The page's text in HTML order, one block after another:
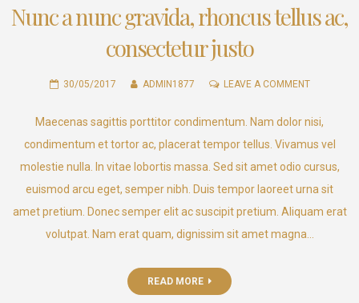
Nunc a nunc gravida, rhoncus tellus ac,
consectetur justo
30/05/2017 ADMIN1877 LEAVE A COMMENTON
A
NUNC
AC,
Maecenas sagittis porttitor condimentum. Nam dolor nisi,
condimentum et tortor ac, placerat tempor tellus. Vivamus vel
molestie nulla. In vitae lobortis massa. Sed sit amet odio cursus,
euismod arcu eget, semper nibh. Duis tempor laoreet urna sit
amet pretium. Donec semper elit ac suscipit pretium. Aliquam erat
volutpat. Nam erat quam, dignissim sit amet magna…
READ MORE